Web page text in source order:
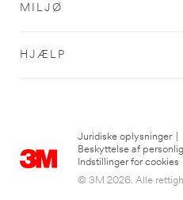
MILJØ
HJÆLP
Juridiske oplysninger
Beskyttelse af
Indstillinger for cookies
© 3M 2026. Alle